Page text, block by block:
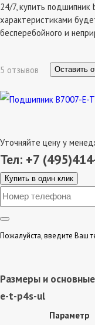
24/7, купить
характеристиками
бесперебойного и
5 отзывов
Уточняйте цену у
Тел: +7
Купить в один клик
Пожалуйста, введите Ваш
Размеры и
e-t-p4s-ul
Параметр